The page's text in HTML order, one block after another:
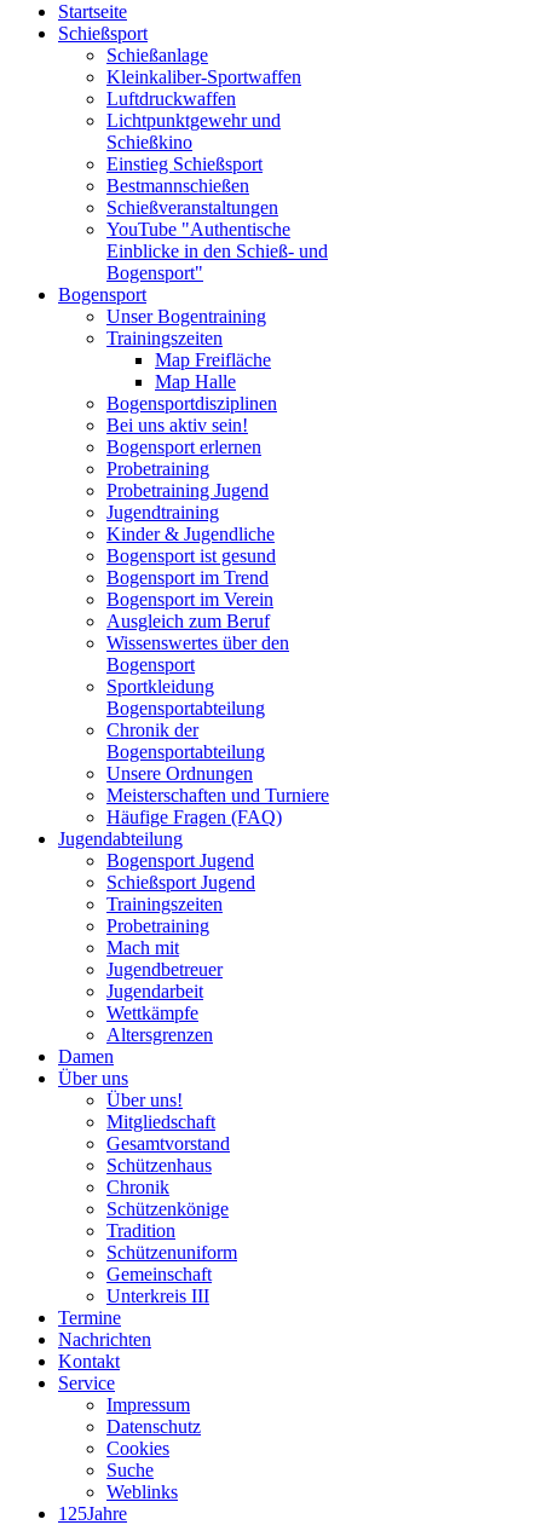
Startseite
Schießsport
Schießanlage
Kleinkaliber-Sportwaffen
Luftdruckwaffen
Lichtpunktgewehr und
Schießkino
Einstieg Schießsport
Bestmannschießen
Schießveranstaltungen
YouTube "Authentische
Einblicke in den Schieß- und
Bogensport"
Bogensport
Unser Bogentraining
Trainingszeiten
Map Freifläche
Map Halle
Bogensportdisziplinen
Bei uns aktiv sein!
Bogensport erlernen
Probetraining
Probetraining Jugend
Jugendtraining
Kinder & Jugendliche
Bogensport ist gesund
Bogensport im Trend
Bogensport im Verein
Ausgleich zum Beruf
Wissenswertes über den
Bogensport
Sportkleidung
Bogensportabteilung
Chronik der
Bogensportabteilung
Unsere Ordnungen
Meisterschaften und Turniere
Häufige Fragen (FAQ)
Jugendabteilung
Bogensport Jugend
Schießsport Jugend
Trainingszeiten
Probetraining
Mach mit
Jugendbetreuer
Jugendarbeit
Wettkämpfe
Altersgrenzen
Damen
Über uns
Über uns!
Mitgliedschaft
Gesamtvorstand
Schützenhaus
Chronik
Schützenkönige
Tradition
Schützenuniform
Gemeinschaft
Unterkreis III
Termine
Nachrichten
Kontakt
Service
Impressum
Datenschutz
Cookies
Suche
Weblinks
125Jahre